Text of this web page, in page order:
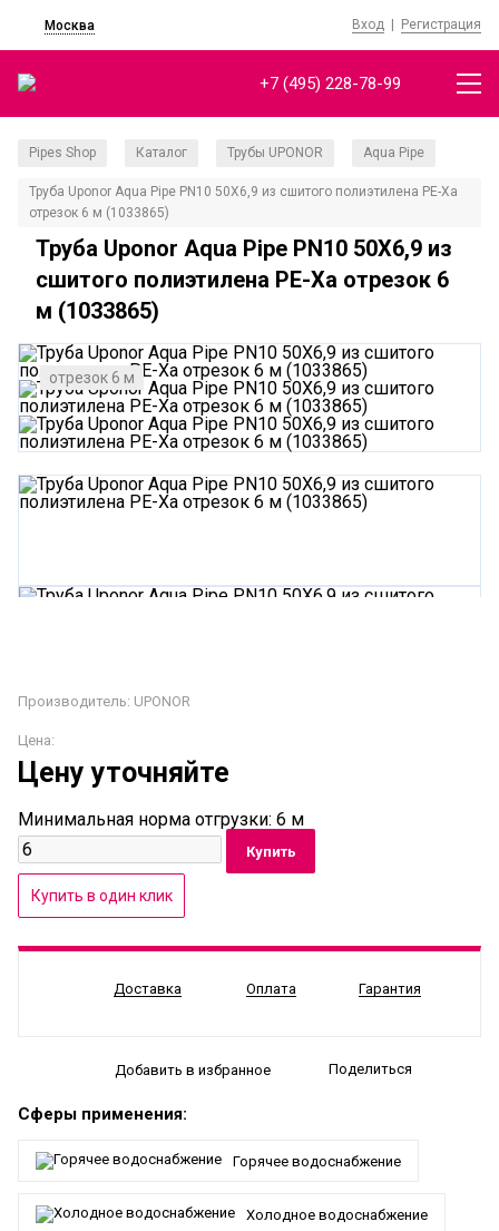
Москва Вход | Регистрация
+7 (495) 228-78-99
Pipes Shop Каталог Трубы UPONOR Aqua Pipe
Труба Uponor Aqua Pipe PN10 50X6,9 из сшитого полиэтилена PE-Xa
отрезок 6 м (1033865)
Труба Uponor Aqua Pipe PN10 50X6,9 из
сшитого полиэтилена PE-Xa отрезок 6
м (1033865)
отрезок 6 м
Производитель: UPONOR
Цена:
Цену уточняйте
Минимальная норма отгрузки: 6 м
Доставка Оплата Гарантия
Добавить в избранное Поделиться
Сферы применения:
Горячее водоснабжение
Холодное водоснабжение